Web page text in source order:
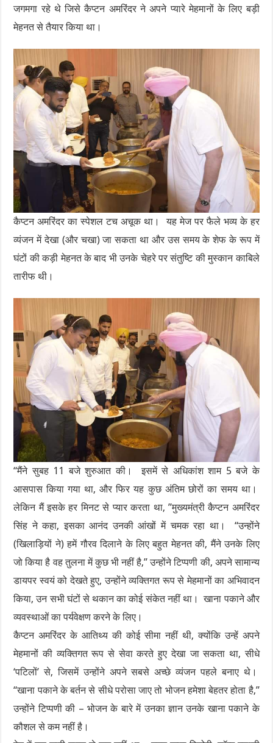
जगमगा रहे थे जिसे कैप्टन अमरिंदर ने अपने प्यारे मेहमानों के लिए बड़ी
मेहनत से तैयार किया था।
कैप्टन अमरिंदर का स्पेशल टच अचूक था। यह मेज पर फैले भव्य के हर
व्यंजन में देखा (और चखा) जा सकता था और उस समय के शेफ के रूप में
घंटों की कड़ी मेहनत के बाद भी उनके चेहरे पर संतुष्टि की मुस्कान काबिले
तारीफ थी।
“मैंने सुबह 11 बजे शुरुआत की। इसमें से अधिकांश शाम 5 बजे के
आसपास किया गया था, और फिर यह कुछ अंतिम छोरों का समय था।
लेकिन मैं इसके हर मिनट से प्यार करता था, ”मुख्यमंत्री कैप्टन अमरिंदर
सिंह ने कहा, इसका आनंद उनकी आंखों में चमक रहा था। “उन्होंने
(खिलाड़ियों ने) हमें गौरव दिलाने के लिए बहुत मेहनत की, मैंने उनके लिए
जो किया है वह तुलना में कुछ भी नहीं है,” उन्होंने टिप्पणी की, अपने सामान्य
डायपर स्वयं को देखते हुए, उन्होंने व्यक्तिगत रूप से मेहमानों का अभिवादन
किया, उन सभी घंटों से थकान का कोई संकेत नहीं था। खाना पकाने और
व्यवस्थाओं का पर्यवेक्षण करने के लिए।
कैप्टन अमरिंदर के आतिथ्य की कोई सीमा नहीं थी, क्योंकि उन्हें अपने
मेहमानों की व्यक्तिगत रूप से सेवा करते हुए देखा जा सकता था, सीधे
‘पटिलों’ से, जिसमें उन्होंने अपने सबसे अच्छे व्यंजन पहले बनाए थे।
“खाना पकाने के बर्तन से सीधे परोसा जाए तो भोजन हमेशा बेहतर होता है,”
उन्होंने टिप्पणी की – भोजन के बारे में उनका ज्ञान उनके खाना पकाने के
कौशल से कम नहीं है।